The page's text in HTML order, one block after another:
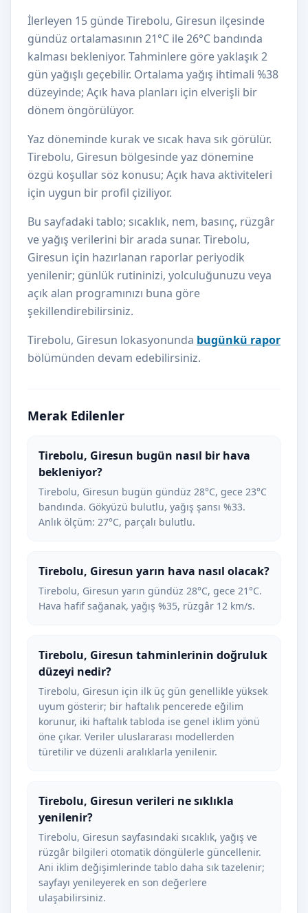
İlerleyen 15 günde Tirebolu, Giresun ilçesinde
gündüz ortalamasının 21°C ile 26°C bandında
kalması bekleniyor. Tahminlere göre yaklaşık 2
gün yağışlı geçebilir. Ortalama yağış ihtimali %38
düzeyinde; Açık hava planları için elverişli bir
dönem öngörülüyor.
Yaz döneminde kurak ve sıcak hava sık görülür.
Tirebolu, Giresun bölgesinde yaz dönemine
özgü koşullar söz konusu; Açık hava aktiviteleri
için uygun bir profil çiziliyor.
Bu sayfadaki tablo; sıcaklık, nem, basınç, rüzgâr
ve yağış verilerini bir arada sunar. Tirebolu,
Giresun için hazırlanan raporlar periyodik
yenilenir; günlük rutininizi, yolculuğunuzu veya
açık alan programınızı buna göre
şekillendirebilirsiniz.
Tirebolu, Giresun lokasyonunda bugünkü rapor
bölümünden devam edebilirsiniz.
Merak Edilenler
Tirebolu, Giresun bugün nasıl bir hava
bekleniyor?
Tirebolu, Giresun bugün gündüz 28°C, gece 23°C
bandında. Gökyüzü bulutlu, yağış şansı %33.
Anlık ölçüm: 27°C, parçalı bulutlu.
Tirebolu, Giresun yarın hava nasıl olacak?
Tirebolu, Giresun yarın gündüz 28°C, gece 21°C.
Hava hafif sağanak, yağış %35, rüzgâr 12 km/s.
Tirebolu, Giresun tahminlerinin doğruluk
düzeyi nedir?
Tirebolu, Giresun için ilk üç gün genellikle yüksek
uyum gösterir; bir haftalık pencerede eğilim
korunur, iki haftalık tabloda ise genel iklim yönü
öne çıkar. Veriler uluslararası modellerden
türetilir ve düzenli aralıklarla yenilenir.
Tirebolu, Giresun verileri ne sıklıkla
yenilenir?
Tirebolu, Giresun sayfasındaki sıcaklık, yağış ve
rüzgâr bilgileri otomatik döngülerle güncellenir.
Ani iklim değişimlerinde tablo daha sık tazelenir;
sayfayı yenileyerek en son değerlere
ulaşabilirsiniz.